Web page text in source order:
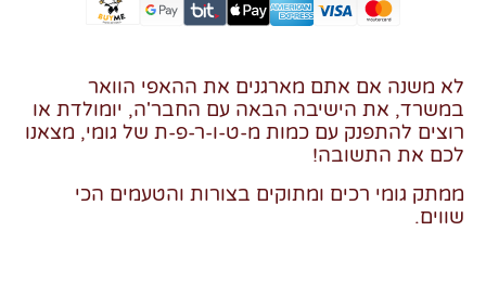
לא משנה אם אתם מארגנים את ההאפי הוואר
במשרד, את הישיבה הבאה עם החבר'ה, יומולדת או
רוצים להתפנק עם כמות מ-ט-ו-ר-פ-ת של גומי, מצאנו
לכם את התשובה!
ממתק גומי רכים ומתוקים בצורות והטעמים הכי
שווים.